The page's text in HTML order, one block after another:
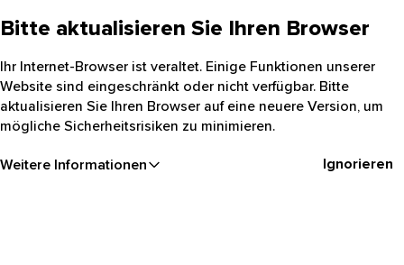
Bitte aktualisieren Sie Ihren Browser
Ihr Internet-Browser ist veraltet. Einige Funktionen unserer
Website sind eingeschränkt oder nicht verfügbar. Bitte
aktualisieren Sie Ihren Browser auf eine neuere Version, um
mögliche Sicherheitsrisiken zu minimieren.
Weitere Informationen Ignorieren